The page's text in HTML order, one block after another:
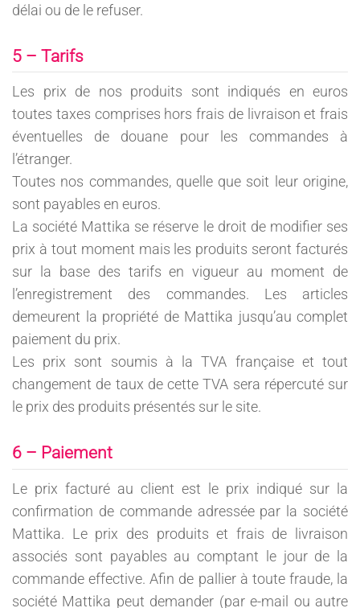
délai ou de le refuser.
5 – Tarifs
Les prix de nos produits sont indiqués en euros
toutes taxes comprises hors frais de livraison et frais
éventuelles de douane pour les commandes à
l’étranger.
Toutes nos commandes, quelle que soit leur origine,
sont payables en euros.
La société Mattika se réserve le droit de modifier ses
prix à tout moment mais les produits seront facturés
sur la base des tarifs en vigueur au moment de
l’enregistrement des commandes. Les articles
demeurent la propriété de Mattika jusqu’au complet
paiement du prix.
Les prix sont soumis à la TVA française et tout
changement de taux de cette TVA sera répercuté sur
le prix des produits présentés sur le site.
6 – Paiement
Le prix facturé au client est le prix indiqué sur la
confirmation de commande adressée par la société
Mattika. Le prix des produits et frais de livraison
associés sont payables au comptant le jour de la
commande effective. Afin de pallier à toute fraude, la
société Mattika peut demander (par e-mail ou autre